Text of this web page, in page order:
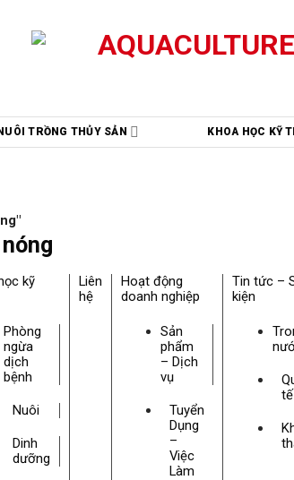
NUÔI TRỒNG THỦY SẢN KHOA HỌC KỸ
kỹ
Phòng
ngừa
dịch
bệnh
Nuôi
Dinh
dưỡng
Liên
hệ
Hoạt động
doanh nghiệp
Sản
phẩm
– Dịch
vụ
Tuyển
Dụng
–
Việc
Làm
Tin tức –
kiện
tế